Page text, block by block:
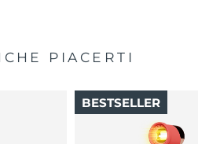
PIACERTI
BESTSELLER